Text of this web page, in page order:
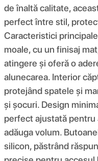
de înaltă calitate,
perfect între stil,
Caracteristici
moale, cu un finisaj
atingere și oferă o
alunecarea. Interior
protejând spatele și
și șocuri. Design
perfect ajustată pentru
adăuga volum.
silicon, păstrând